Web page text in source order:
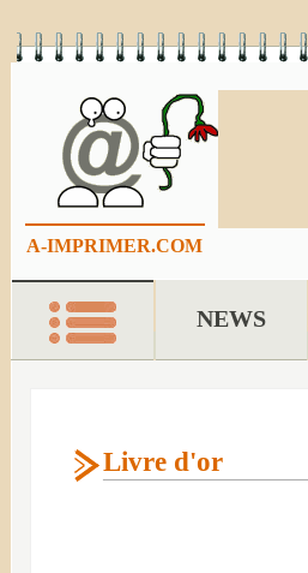
A-IMPRIMER.COM
NEWS
Livre d'or